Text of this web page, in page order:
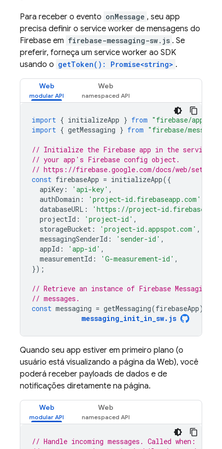
Para receber o evento onMessage , seu app
precisa definir o service worker de mensagens do
Firebase em firebase-messaging-sw.js . Se
preferir, forneça um service worker ao SDK
usando o getToken(): Promise<string> .
Web Web
import { initializeApp } from "firebase/app"
import { getMessaging } from "firebase/
// Initialize the Firebase app in the service
// your app's Firebase config object.
// https://firebase.google.com/docs/web/
const firebaseApp = initializeApp({
apiKey : 'api-key' ,
authDomain : 'project-id.firebaseapp.com'
databaseURL :
'https://project-
projectId : 'project-id' ,
storageBucket : 'project-id.appspot.com' ,
messagingSenderId : 'sender-id' ,
appId : 'app-id' ,
measurementId : 'G-measurement-id' ,
});
// Retrieve an instance of Firebase Messaging
// messages.
const messaging = getMessaging(firebaseApp);
messaging_init_in_sw. js
Quando seu app estiver em primeiro plano (o
usuário está visualizando a página da Web), você
poderá receber payloads de dados e de
notificações diretamente na página.
Web Web
// Handle incoming messages. Called when: